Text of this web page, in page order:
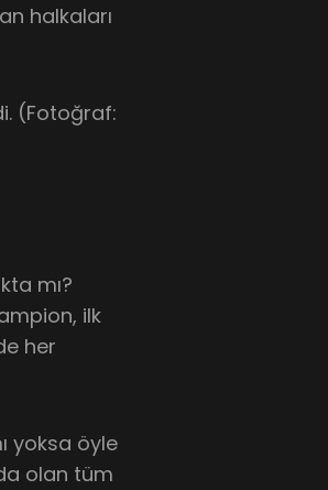
halkaları
(Fotoğraf:
mı?
ilk
her
yoksa öyle
olan tüm